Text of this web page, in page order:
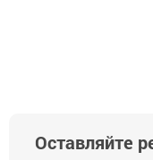
Оставляйте